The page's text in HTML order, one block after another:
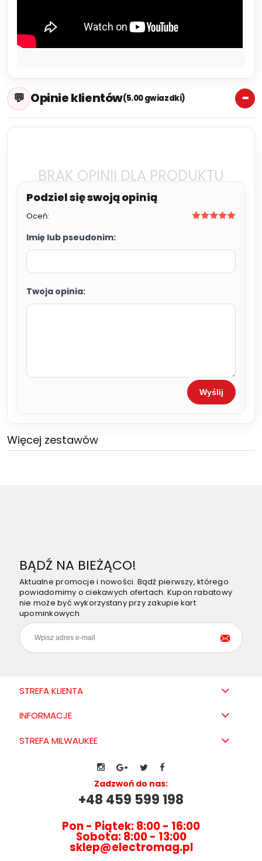
Opinie klientów(5.00 gwiazdki)
BRAK OPINII DLA PRODUKTU
Oceń:
Imię lub pseudonim:
Twoja opinia:
Wyślij
Więcej zestawów
BĄDŹ NA BIEŻĄCO!
Aktualne promocje i nowości. Bądź pierwszy, którego
powiadomimy o ciekawych ofertach. Kupon rabatowy
nie może być wykorzystany przy zakupie kart
upominkowych
STREFA KLIENTA
INFORMACJE
STREFA MILWAUKEE
Zadzwoń do nas:
+48 459 599 198
Pon - Piątek: 8:00 - 16:00
Sobota: 8:00 - 13:00
sklep@electromag.pl